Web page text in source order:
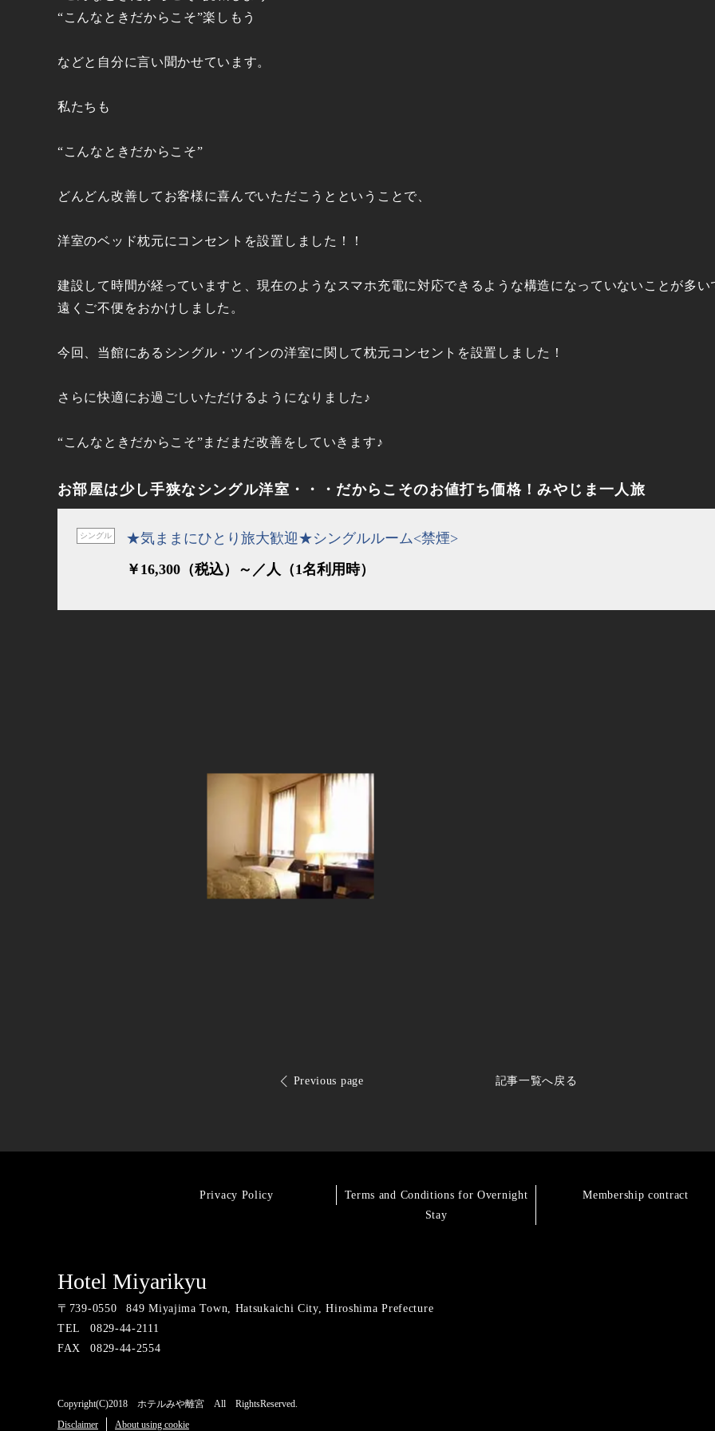
“こんなときだからこそ”楽しもう
などと自分に言い聞かせています。
私たちも
“こんなときだからこそ”
どんどん改善してお客様に喜んでいただこうとということで、
洋室のベッド枕元にコンセントを設置しました！！
建設して時間が経っていますと、現在のようなスマホ充電に対応できるような構造になっていないことが多
遠くご不便をおかけしました。
今回、当館にあるシングル・ツインの洋室に関して枕元コンセントを設置しました！
さらに快適にお過ごしいただけるようになりました♪
“こんなときだからこそ”まだまだ改善をしていきます♪
お部屋は少し手狭なシングル洋室・・・だからこそのお値打ち価格！みやじま一人旅
シングル
★気ままにひとり旅大歓迎★シングルルーム<禁煙>
￥16,300（税込）～／人（1名利用時）
Previous page 記事一覧へ戻る
Privacy Policy
Terms and Conditions for Overnight
Stay
Membership contract
Hotel Miyarikyu
〒 739-0550
849 Miyajima Town, Hatsukaichi City, Hiroshima Prefecture
TEL
0829-44-2111
FAX
0829-44-2554
Copyright(C)2018 ホテルみや離宮 All RightsReserved.
Disclaimer
About using cookie